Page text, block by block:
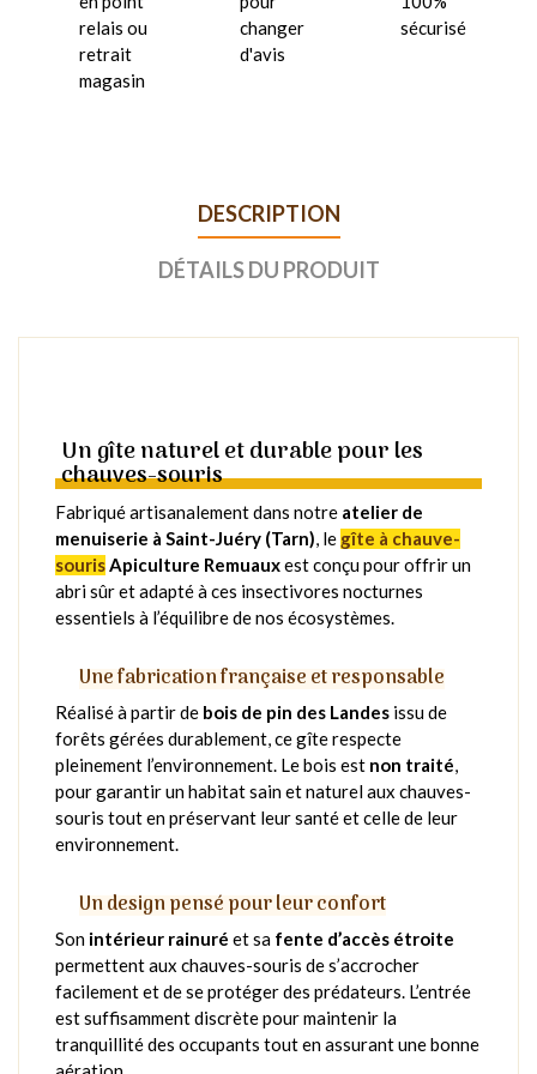
relais ou
retrait
magasin
changer
d'avis
sécurisé
DESCRIPTION
DÉTAILS DU PRODUIT
Un gîte naturel et durable pour les
chauves-souris
Fabriqué artisanalement dans notre atelier de
menuiserie à Saint-Juéry (Tarn), le gîte à chauve-
sourisApiculture Remuauxest conçu pour offrir un
abri sûr et adapté à ces insectivores nocturnes
essentiels à l’équilibre de nos écosystèmes.
Une fabrication française et responsable
Réalisé à partir de bois de pin des Landes issu de
forêts gérées durablement, ce gîte respecte
pleinement l’environnement. Le bois est non traité,
pour garantir un habitat sain et naturel aux chauves-
souris tout en préservant leur santé et celle de leur
environnement.
Un design pensé pour leur confort
Son intérieur rainuré et sa fente d’accès étroite
permettent aux chauves-souris de s’accrocher
facilement et de se protéger des prédateurs. L’entrée
est suffisamment discrète pour maintenir la
tranquillité des occupants tout en assurant une bonne